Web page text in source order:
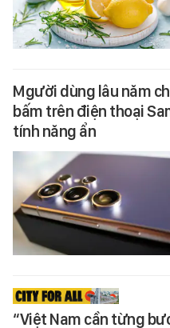
Mgười dùng lâu năm
bấm trên điện thoại
tính năng ẩn
“Việt Nam cần từng